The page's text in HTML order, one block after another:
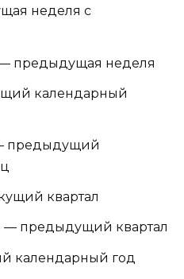
неделя с
предыдущая неделя
календарный
предыдущий
квартал
— предыдущий квартал
календарный год